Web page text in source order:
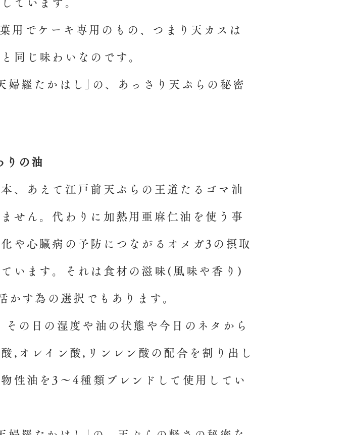
ています。
用でケーキ専用のもの、つまり天カスは
同じ味わいなのです。
婦羅たかはし｣の、あっさり天ぷらの秘密
の油
、あえて江戸前天ぷらの王道たるゴマ油
せん。代わりに加熱用亜麻仁油を使う事
や心臓病の予防につながるオメガ3の摂取
ています。それは食材の滋味(風味や香り)
かす為の選択でもあります。
その日の湿度や油の状態や今日のネタから
酸,オレイン酸,リンレン酸の配合を割り出し
性油を3～4種類ブレンドして使用してい